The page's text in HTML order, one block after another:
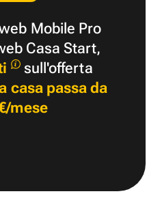
Mobile Pro
Casa Start,
sull'offerta
casa passa da
mese